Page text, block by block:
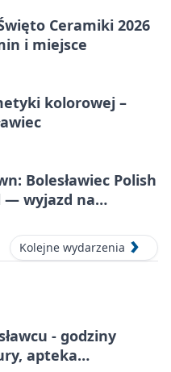
Ceramiki 2026
i miejsce
kolorowej –
Bolesławiec Polish
— wyjazd na
Kolejne wydarzenia
- godziny
apteka